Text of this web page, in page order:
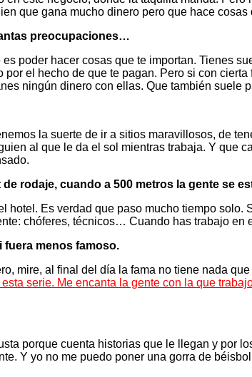
que gana mucho dinero pero que hace
preocupaciones…
poder hacer cosas que te importan. Tienes
el hecho de que te pagan. Pero si con
ningún dinero con ellas. Que también suele
la suerte de ir a sitios maravillosos, de
al que le da el sol mientras trabaja. Y que
rodaje, cuando a 500 metros la gente se
hotel. Es verdad que paso mucho tiempo
chóferes, técnicos… Cuando has trabajo
fuera menos famoso.
mire, al final del día la fama no tiene nada
serie. Me encanta la gente con la que
porque cuenta historias que le llegan y por
Y yo no me puedo poner una gorra de